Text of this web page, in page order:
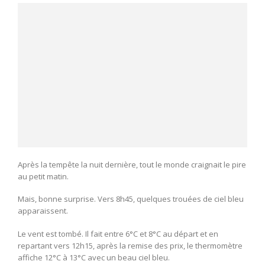
Après la tempête la nuit dernière, tout le monde craignait le pire
au petit matin.
Mais, bonne surprise. Vers 8h45, quelques trouées de ciel bleu
apparaissent.
Le vent est tombé. Il fait entre 6°C et 8°C au départ et en
repartant vers 12h15, après la remise des prix, le thermomètre
affiche 12°C à 13°C avec un beau ciel bleu.